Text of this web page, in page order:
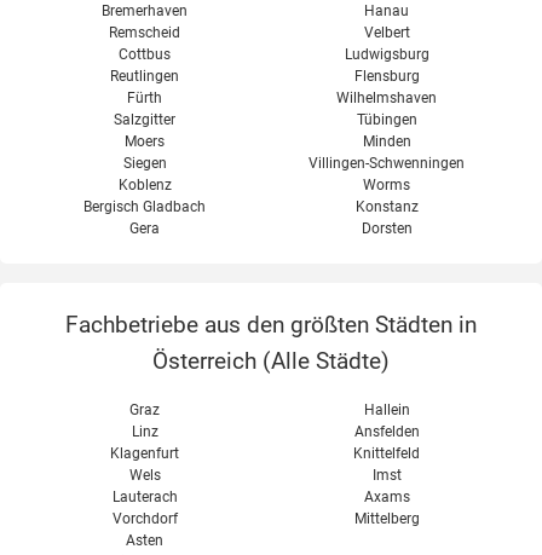
Bremerhaven
Remscheid
Cottbus
Reutlingen
Fürth
Salzgitter
Moers
Siegen
Koblenz
Bergisch Gladbach
Gera
Hanau
Velbert
Ludwigsburg
Flensburg
Wilhelmshaven
Tübingen
Minden
Villingen-Schwenningen
Worms
Konstanz
Dorsten
Fachbetriebe aus den größten Städten in
Österreich (Alle Städte)
Graz
Linz
Klagenfurt
Wels
Hallein
Ansfelden
Knittelfeld
Imst
Lauterach
Vorchdorf
Asten
Axams
Mittelberg